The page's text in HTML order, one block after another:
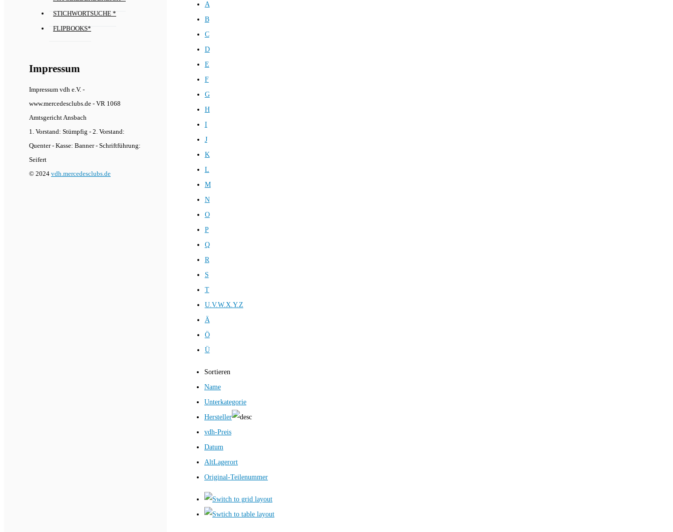
STICHWORTSUCHE *
FLIPBOOKS*
Impressum
Impressum vdh e.V. -
www.mercedesclubs.de - VR 1068
Amtsgericht Ansbach
1. Vorstand: Stümpfig - 2. Vorstand:
Quenter - Kasse: Banner - Schriftführung:
Seifert
© 2024 vdh.mercedesclubs.de
A
B
C
D
E
F
G
H
I
J
K
L
M
N
O
P
Q
R
S
T
U.V.W.X.Y.Z
Ä
Ö
Ü
Sortieren
Name
Unterkategorie
Hersteller
vdh-Preis
Datum
AltLagerort
Original-Teilenummer